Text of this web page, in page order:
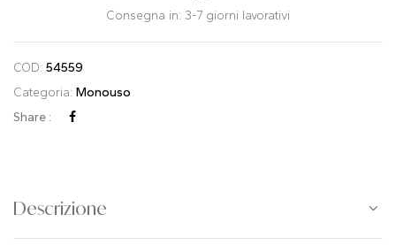
Consegna in: 3-7 giorni lavorativi
COD: 54559
Categoria: Monouso
Share :
Descrizione